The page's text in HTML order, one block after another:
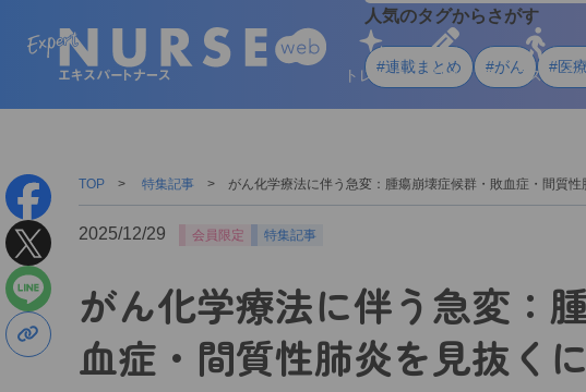
人気のタグからさがす
#連載まとめ #がん #医
トレンド
学ぶ ライフスタイル
TOP 特集記事 がん化学療法に伴う急変：腫瘍崩壊症候群・敗血症・間質性
2025/12/29 会員限定 特集記事
がん化学療法に伴う急変：
血症・間質性肺炎を見抜く